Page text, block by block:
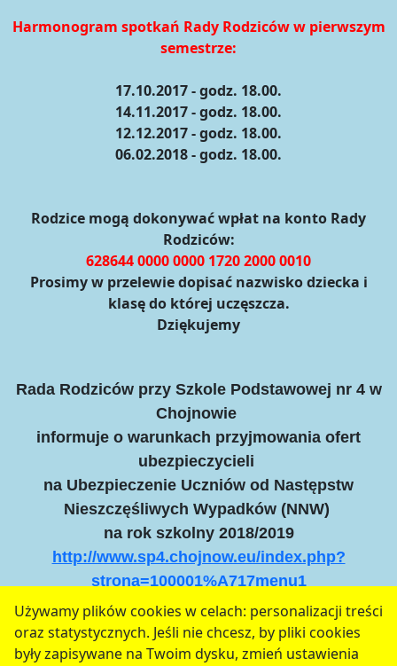
Używamy plików cookies w celach: personalizacji treści
oraz statystycznych. Jeśli nie chcesz, by pliki cookies
były zapisywane na Twoim dysku, zmień ustawienia
Harmonogram spotkań Rady Rodziców w pierwszym
semestrze:
17.10.2017 - godz. 18.00.
14.11.2017 - godz. 18.00.
12.12.2017 - godz. 18.00.
06.02.2018 - godz. 18.00.
Rodzice mogą dokonywać wpłat na konto Rady
Rodziców:
628644 0000 0000 1720 2000 0010
Prosimy w przelewie dopisać nazwisko dziecka i
klasę do której uczęszcza.
Dziękujemy
Rada Rodziców przy Szkole Podstawowej nr 4 w
Chojnowie
informuje o warunkach przyjmowania ofert
ubezpieczycieli
na Ubezpieczenie Uczniów od Następstw
Nieszczęśliwych Wypadków (NNW)
na rok szkolny 2018/2019
http://www.sp4.chojnow.eu/index.php?
strona=100001%A717menu1
serwis jest częścią portalu miejskiegowww.chojnow.eu